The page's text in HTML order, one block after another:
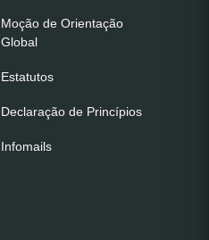
Moção de Orientação
Global
Estatutos
Declaração de Princípios
Infomails